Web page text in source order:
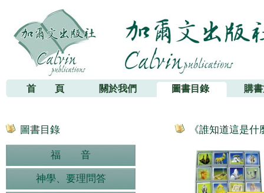
加爾文出版社
首 頁 關於我們 圖書目錄 購
圖書目錄
福 音
神學、要理問答
《誰知道這是